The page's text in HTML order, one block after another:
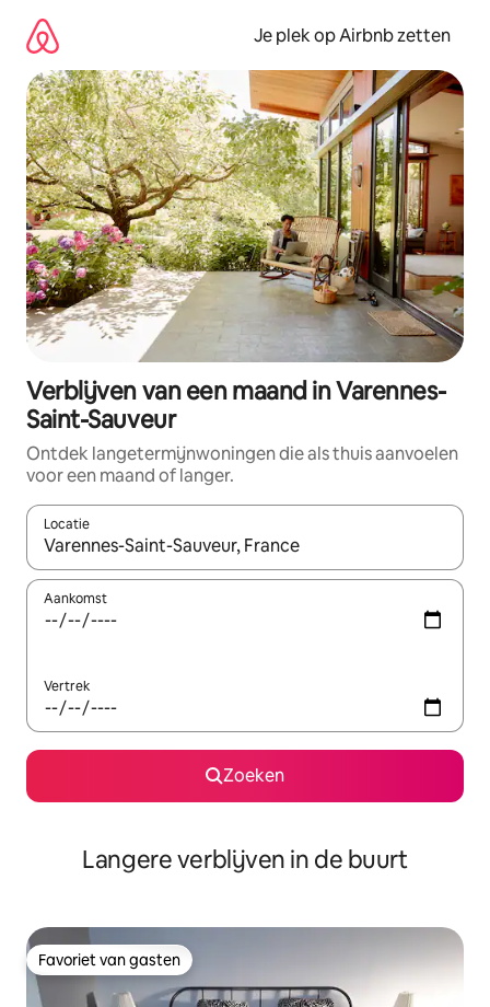
direct
naar
inhoud
Je plek op Airbnb zetten
Verblijven van een maand in Varennes-
Saint-Sauveur
Ontdek langetermijnwoningen die als thuis aanvoelen
voor een maand of langer.
Locatie
Wanneer er resultaten beschikbaar zijn, maak je een keuze
Aankomst
Vertrek
Zoeken
Langere verblijven in de buurt
Favoriet van gasten
Favoriet van gasten